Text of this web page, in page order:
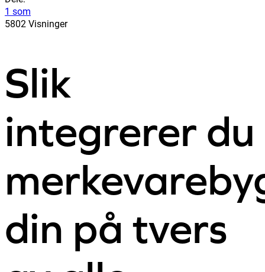
1 som
5802 Visninger
Slik
integrerer du
din på tvers